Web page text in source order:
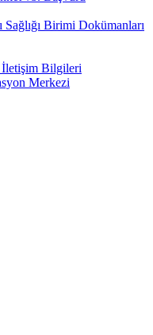
Birimi Dokümanları
Bilgileri
Merkezi